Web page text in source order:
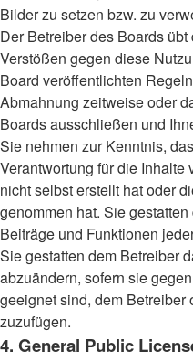
Bilder zu setzen bzw. zu
Der Betreiber des Boards
Verstößen gegen diese
Board veröffentlichten
Abmahnung zeitweise oder
Boards ausschließen und
Sie nehmen zur Kenntnis,
Verantwortung für die Inhalte
nicht selbst erstellt hat oder
genommen hat. Sie
Beiträge und Funktionen
Sie gestatten dem Betreiber
abzuändern, sofern sie
geeignet sind, dem
zuzufügen.
4. General Public